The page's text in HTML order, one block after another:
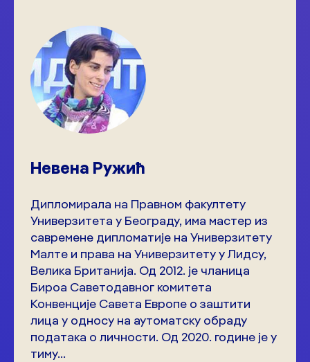
Невена Ружић
Дипломирала на Правном факултету
Универзитета у Београду, има мастер из
савремене дипломатије на Универзитету
Малте и права на Универзитету у Лидсу,
Велика Британија. Од 2012. је чланица
Бироа Саветодавног комитета
Конвенције Савета Европе о заштити
лица у односу на аутоматску обраду
података о личности. Од 2020. године је у
тиму...